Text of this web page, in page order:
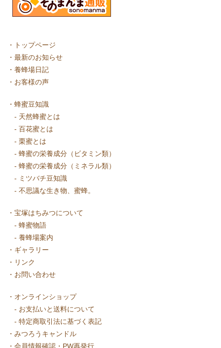
・
トップページ
・ 最新のお知らせ
・ 養蜂場日記
・ お客様の声
・ 蜂蜜豆知識
- 天然蜂蜜とは
- 百花蜜とは
- 栗蜜とは
- 蜂蜜の栄養成分（ビタミン類）
- 蜂蜜の栄養成分（ミネラル類）
- ミツバチ豆知識
- 不思議な生き物、蜜蜂。
・ 宝塚はちみつについて
- 蜂蜜物語
- 養蜂場案内
・ ギャラリー
・ リンク
・ お問い合わせ
・ オンラインショップ
- お支払いと送料について
- 特定商取引法に基づく表記
・ みつろうキャンドル
・ 会員情報確認・PW再発行